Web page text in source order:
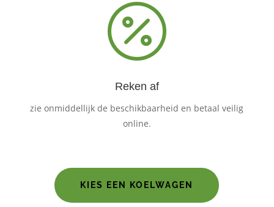

Reken af
zie onmiddellijk de beschikbaarheid en betaal veilig
online.
KIES EEN KOELWAGEN